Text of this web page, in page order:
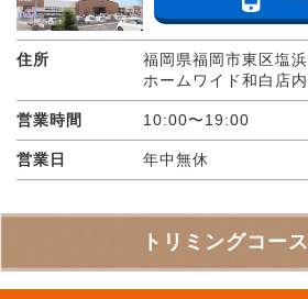
住所
福岡県福岡市東区塩
ホームワイド和白店内
営業時間 10:00〜19:00
営業日 年中無休
トリミングコー